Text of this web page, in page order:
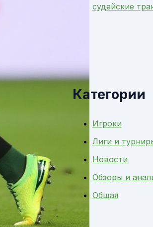
судейские
Категории
Игроки
Лиги и
Новости
Обзоры и
Общая